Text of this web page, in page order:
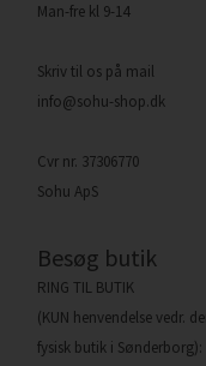
Man-fre kl 9-14
Skriv til os på mail
info@sohu-shop.dk
Cvr nr. 37306770
Sohu ApS
Besøg butik
RING TIL BUTIK
(KUN henvendelse vedr.
fysisk butik i Sønderborg):